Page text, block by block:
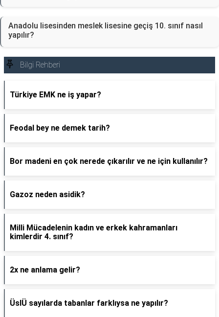
Anadolu lisesinden meslek lisesine geçiş 10. sınıf nasıl
yapılır?
Bilgi Rehberi
Türkiye EMK ne iş yapar?
Feodal bey ne demek tarih?
Bor madeni en çok nerede çıkarılır ve ne için kullanılır?
Gazoz neden asidik?
Milli Mücadelenin kadın ve erkek kahramanları
kimlerdir 4. sınıf?
2x ne anlama gelir?
ÜslÜ sayılarda tabanlar farklıysa ne yapılır?